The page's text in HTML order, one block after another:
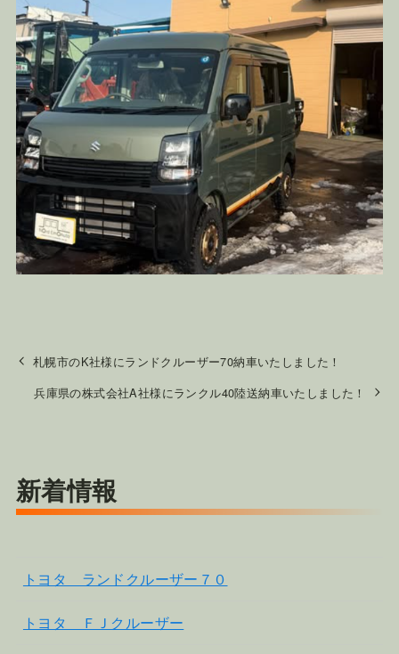
札幌市のK社様にランドクルーザー70納車いたしました！
兵庫県の株式会社A社様にランクル40陸送納車いたしました！
新着情報
トヨタ ランドクルーザー７０
トヨタ ＦＪクルーザー